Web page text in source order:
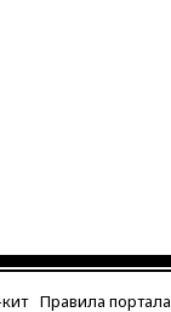
Правила портала